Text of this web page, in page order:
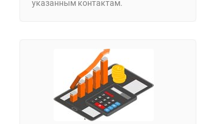
указанным контактам.